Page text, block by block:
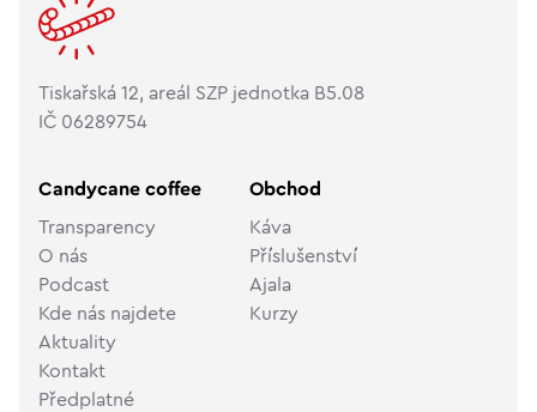
Tiskařská 12, areál SZP jednotka B5.08
IČ 06289754
Candycane coffee
Transparency
O nás
Podcast
Kde nás najdete
Aktuality
Kontakt
Předplatné
Obchod
Káva
Příslušenství
Ajala
Kurzy